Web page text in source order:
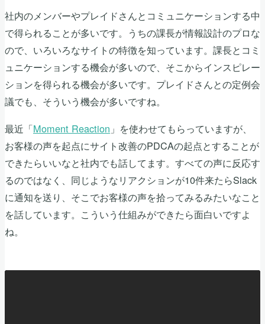
社内のメンバーやプレイドさんとコミュニケーションする中
で得られることが多いです。うちの課長が情報設計のプロな
ので、いろいろなサイトの特徴を知っています。課長とコミ
ュニケーションする機会が多いので、そこからインスピレー
ションを得られる機会が多いです。プレイドさんとの定例会
議でも、そういう機会が多いですね。
最近「Moment Reaction 」を使わせてもらっていますが、
お客様の声を起点にサイト改善のPDCAの起点とすることが
できたらいいなと社内でも話してます。すべての声に反応す
るのではなく、同じようなリアクションが10件来たらSlack
に通知を送り、そこでお客様の声を拾ってみるみたいなこと
を話しています。こういう仕組みができたら面白いですよ
ね。